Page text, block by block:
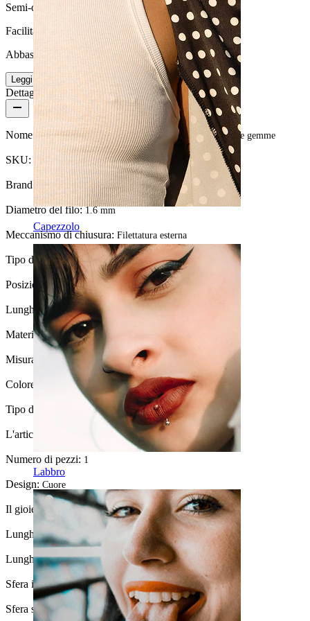
Capezzolo
Labbro
Semi-durevole
Facilità d'uso
Abbastanza facile
Leggi di più
Dettagli del prodotto
Nome: Piercing per l'ombelico con doppio cuore pendente e gemme
SKU: Belly-2
Brand: Bodymod Moments
Diametro del filo:1.6 mm
Meccanismo di chiusura: Filettatura esterna
Tipo di gioiello:Barbell
Posizione:Ombelico
Lunghezza: 10 mm
Materiale:Acciaio chirurgico / Ottone
Misura della sfera: 5 mm.
Colore: Grigio argento
Tipo di pietra: Zirconia cubica
L'articolo è incollato?:
Numero di pezzi: 1
Design: Cuore
Il gioiello ha un rivestimento?:Sì, il pendente
Lunghezza totale:
Lunghezza del pendente:51 mm.
Sfera inferiore:7 mm
Sfera superiore: 5 mm